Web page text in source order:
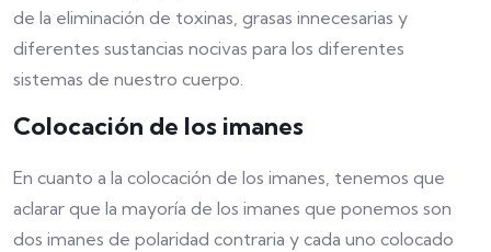
de la eliminación de toxinas, grasas innecesarias y
diferentes sustancias nocivas para los diferentes
sistemas de nuestro cuerpo.
Colocación de los imanes
En cuanto a la colocación de los imanes, tenemos que
aclarar que la mayoría de los imanes que ponemos son
dos imanes de polaridad contraria y cada uno colocado